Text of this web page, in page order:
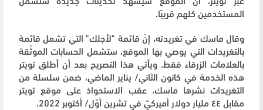
المستخدمين كلهم قريبًا.
وقال ماسك في تغريدته، إنّ قائمة "لأجلك" التي تشمل قائمة
بالتغريدات التي يوصي بها الموقع، ستشمل الحسابات الموثّقة
بالعلامات الزرقاء فقط. ويأتي هذا التصريح بعد أن أطلق تويتر
هذه الخدمة في كانون الثاني/ يناير الماضي، ضمن سلسلة من
التغريدات نشرها ماسك، عقب الاستحواذ على موقع تويتر
مقابل ٤٤ مليار دولار أميركيّ في تشرين أوّل/ أكتوبر 2022.